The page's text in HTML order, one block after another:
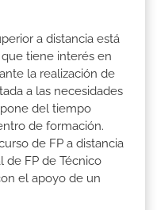
a distancia está
tiene interés en
la realización de
a las necesidades
del tiempo
de formación.
de FP a distancia
de FP de Técnico
el apoyo de un